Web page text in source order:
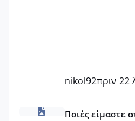
nikol92πριν 22
Μωράκια Δεκεμβρίου 2026
Ποιές είμαστε